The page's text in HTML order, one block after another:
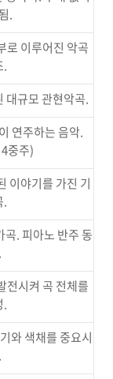
.
로 이루어진 악곡
.
대규모 관현악곡.
연주하는 음악.
중주)
이야기를 가진 기
.
곡. 피아노 반주 동
전시켜 곡 전체를
.
와 색채를 중요시